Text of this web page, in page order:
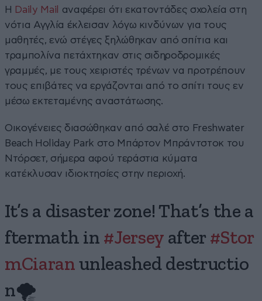
Η Daily Mail
αναφέρει ότι εκατοντάδες σχολεία στη
νότια Αγγλία έκλεισαν λόγω κινδύνων για τους
μαθητές, ενώ στέγες ξηλώθηκαν από σπίτια και
τραμπολίνα πετάχτηκαν στις σιδηροδρομικές
γραμμές, με τους χειριστές τρένων να προτρέπουν
τους επιβάτες να εργάζονται από το σπίτι τους εν
μέσω εκτεταμένης αναστάτωσης.
Οικογένειες διασώθηκαν από σαλέ στο Freshwater
Beach Holiday Park στο Μπάρτον Μπράντστοκ του
Ντόρσετ, σήμερα αφού τεράστια κύματα
κατέκλυσαν ιδιοκτησίες στην περιοχή.
It’s a disaster zone! That’s the a
ftermath in #Jerseyafter #Stor
mCiaran unleashed destructio
n🌪️